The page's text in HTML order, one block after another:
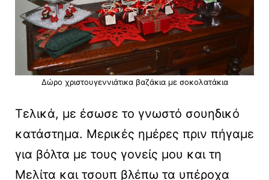
Δώρο χριστουγεννιάτικα βαζάκια με σοκολατάκια
Τελικά, με έσωσε το γνωστό σουηδικό
κατάστημα. Μερικές ημέρες πριν πήγαμε
για βόλτα με τους γονείς μου και τη
Μελίτα και τσουπ βλέπω τα υπέροχα